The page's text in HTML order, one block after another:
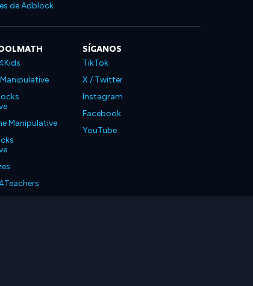
de Adblock
Manipulative
SÍGANOS
TikTok
X / Twitter
Instagram
Facebook
YouTube